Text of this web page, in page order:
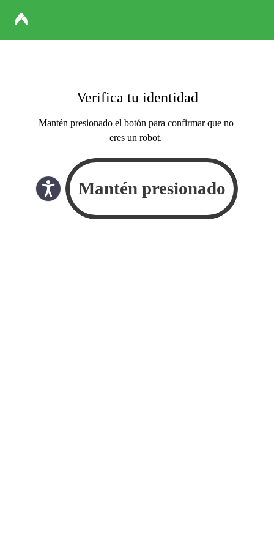
Verifica tu identidad
Mantén presionado el botón para confirmar que no
eres un robot.